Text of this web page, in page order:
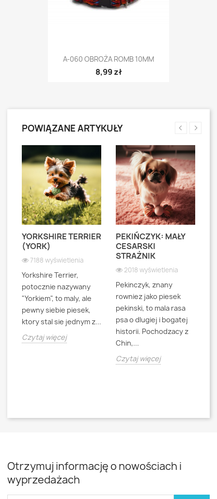
A-060 OBROŻA ROMB 10MM
8,99 zł
POWIĄZANE ARTYKUŁY
YORKSHIRE TERRIER
(YORK)
7188 wyświetlenia
Yorkshire Terrier,
potocznie nazywany
"Yorkiem", to maly, ale
pewny siebie piesek,
ktory stal sie jednym z...
Czytaj więcej
PEKIŃCZYK: MAŁY
CESARSKI
STRAŻNIK
2018 wyświetlenia
Pekinczyk, znany
rowniez jako piesek
pekinski, to mala rasa
psa o dlugiej i bogatej
historii. Pochodzacy z
Chin,...
Czytaj więcej
Otrzymuj informację o nowościach i
wyprzedażach